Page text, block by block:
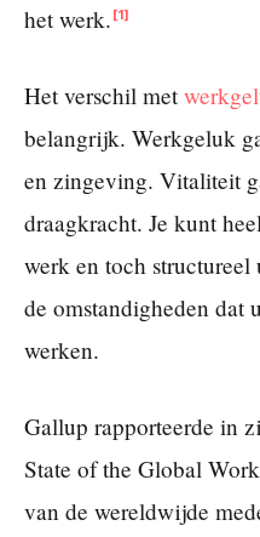
het werk. [1]
Het verschil met
belangrijk. Werkgeluk
en zingeving. Vitaliteit
draagkracht. Je kunt
werk en toch structureel
de omstandigheden dat
werken.
Gallup rapporteerde in
State of the Global
van de wereldwijde